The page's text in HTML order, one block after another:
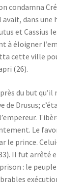
condamna
dans une
et Cassius
à éloigner
cette ville
(26).
du but qu’il
de Drusus;
Le
le prince.
Il fut arrêté
: le